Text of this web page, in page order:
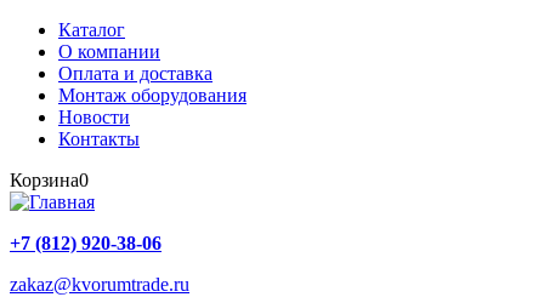
Каталог
О компании
Оплата и доставка
Монтаж оборудования
Новости
Контакты
Корзина0
+7 (812) 920-38-06
zakaz@kvorumtrade.ru